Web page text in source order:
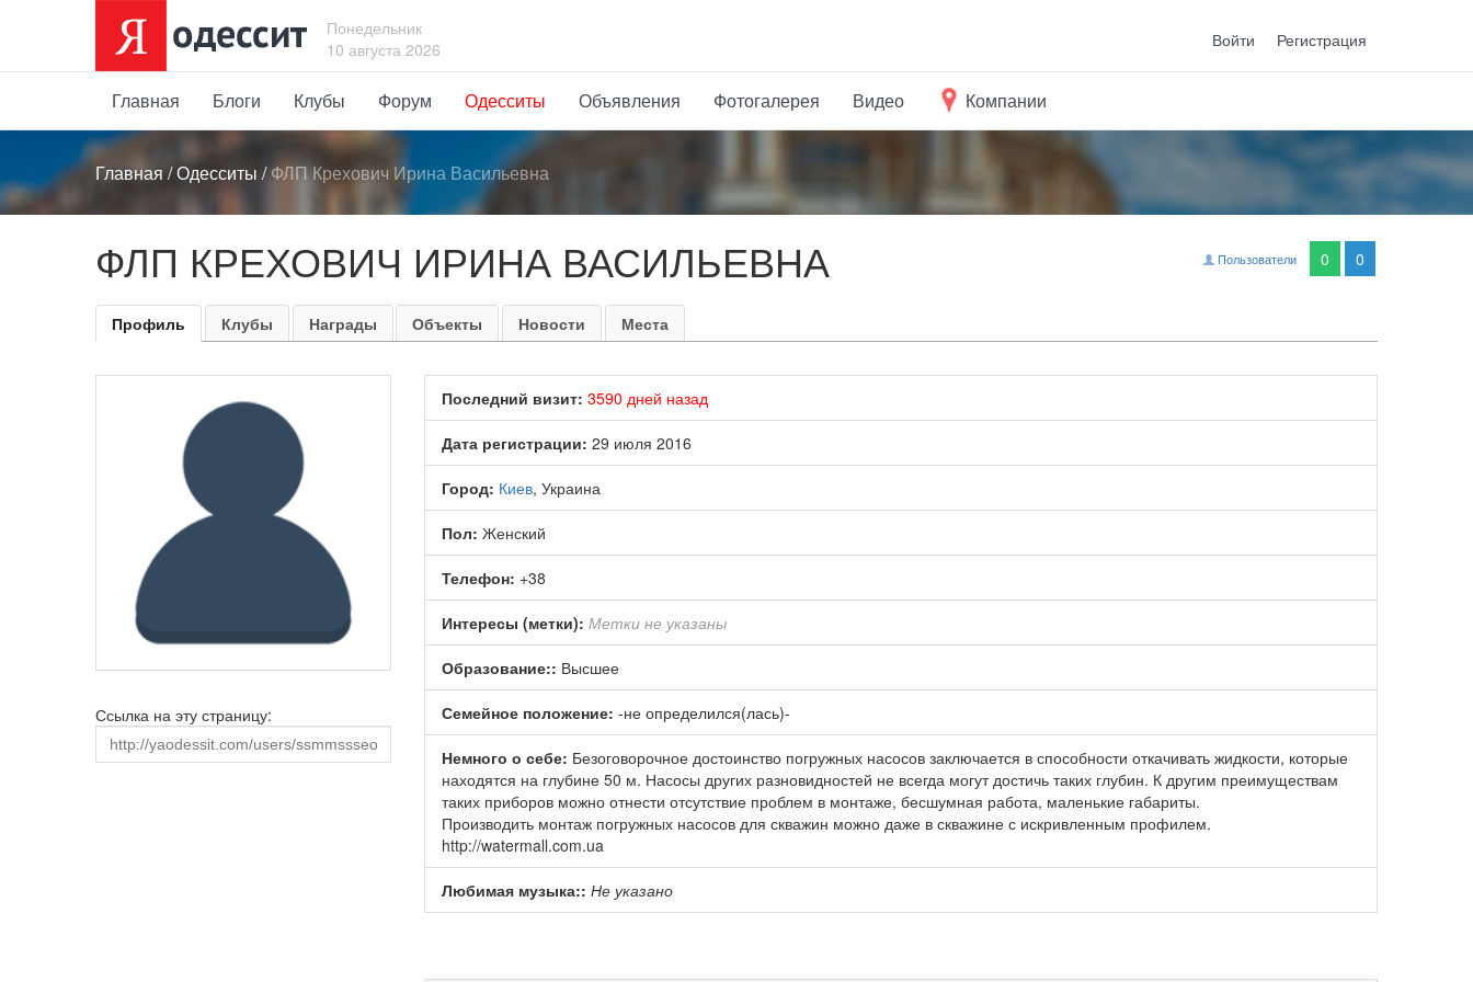
Понедельник
10 августа 2026
Войти Регистрация
Главная Блоги Клубы Форум Одесситы Объявления Фотогалерея Видео Компании
Главная /Одесситы /ФЛП Крехович Ирина Васильевна
Пользователи 0 0
ФЛП КРЕХОВИЧ ИРИНА ВАСИЛЬЕВНА
Профиль Клубы Награды Объекты Новости Места
Ссылка на эту страницу:
Последний визит: 3590 дней назад
Дата регистрации: 29 июля 2016
Город: Киев, Украина
Пол: Женский
Телефон: +38
Интересы (метки): Метки не указаны
Образование:: Высшее
Семейное положение: -не определился(лась)-
Немного о себе: Безоговорочное достоинство погружных насосов заключается в способности откачивать жидкости, которые
находятся на глубине 50 м. Насосы других разновидностей не всегда могут достичь таких глубин. К другим преимуществам
таких приборов можно отнести отсутствие проблем в монтаже, бесшумная работа, маленькие габариты.
Производить монтаж погружных насосов для скважин можно даже в скважине с искривленным профилем.
http://watermall.com.ua
Любимая музыка:: Не указано